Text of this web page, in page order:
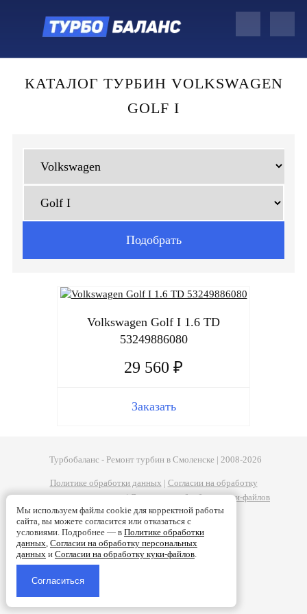
КАТАЛОГ ТУРБИН VOLKSWAGEN
GOLF I
Volkswagen Golf I 1.6 TD
53249886080
29 560 ₽
Заказать
Турбобаланс - Ремонт турбин в Смоленске | 2008-2026
Политике обработки данных | Согласии на обработку
персональных данных|Согласии на обработку куки-файлов
Мы используем файлы cookie для корректной работы
сайта, вы можете согласится или отказаться с
условиями. Подробнее — в Политике обработки
данных, Согласии на обработку персональных
данныхи Согласии на обработку куки-файлов.